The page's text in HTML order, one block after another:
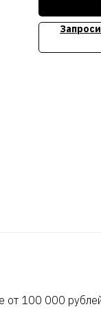
Slot Platinum
Стоимость
от 100 000